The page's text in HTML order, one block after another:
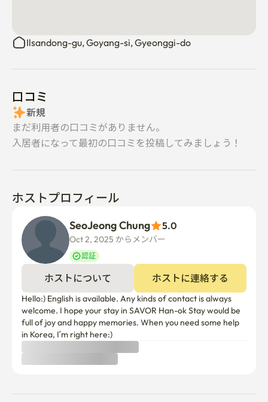
Ilsandong-gu, Goyang-si, Gyeonggi-do
口コミ
新規
まだ利用者の口コミがありません。
入居者になって最初の口コミを投稿してみましょう！
ホストプロフィール
SeoJeong Chung 5.0
Oct 2, 2025 からメンバー
認証
ホストについて ホストに連絡する
Hello:) English is available. Any kinds of contact is always
welcome. I hope your stay in SAVOR Han-ok Stay would be
full of joy and happy memories. When you need some help
in Korea, I’m right here:)
宿泊に関する情報